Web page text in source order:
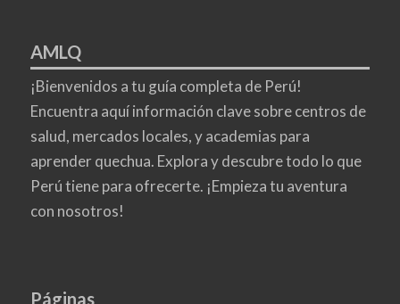
AMLQ
¡Bienvenidos a tu guía completa de Perú!
Encuentra aquí información clave sobre centros de
salud, mercados locales, y academias para
aprender quechua. Explora y descubre todo lo que
Perú tiene para ofrecerte. ¡Empieza tu aventura
con nosotros!
Páginas